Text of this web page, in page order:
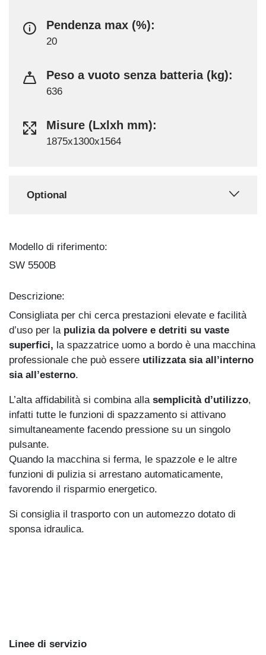
Pendenza max (%):
20
Peso a vuoto senza batteria (kg):
636
Misure (Lxlxh mm):
1875x1300x1564
Optional
Modello di riferimento:
SW 5500B
Descrizione:
Consigliata per chi cerca prestazioni elevate e facilità
d’uso per la pulizia da polvere e detriti su vaste
superfici, la spazzatrice uomo a bordo è una macchina
professionale che può essere utilizzata sia all’interno
sia all’esterno.
L’alta affidabilità si combina alla semplicità d’utilizzo,
infatti tutte le funzioni di spazzamento si attivano
simultaneamente facendo pressione su un singolo
pulsante.
Quando la macchina si ferma, le spazzole e le altre
funzioni di pulizia si arrestano automaticamente,
favorendo il risparmio energetico.
Si consiglia il trasporto con un automezzo dotato di
sponsa idraulica.
Linee di servizio